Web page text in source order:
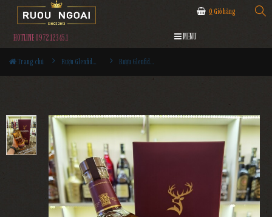
0 Giỏ hàng
HOTLINE 0972.12345.1 MENU
Trang chủ Rượu Glenfiddich Rượu Glenfiddich 25YO